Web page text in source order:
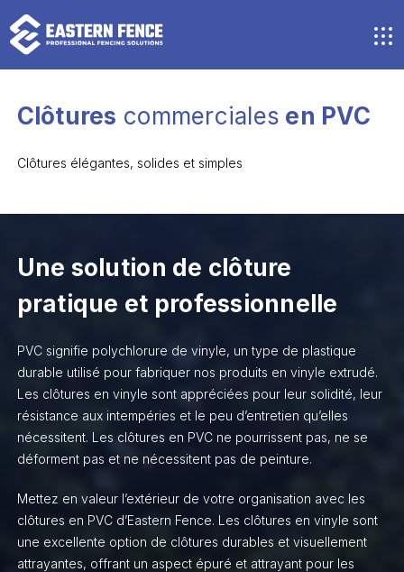
au
contenu
principal
Clôtures commerciales en PVC
Clôtures élégantes, solides et simples
Une solution de clôture
pratique et professionnelle
PVC signifie polychlorure de vinyle, un type de plastique
durable utilisé pour fabriquer nos produits en vinyle extrudé.
Les clôtures en vinyle sont appréciées pour leur solidité, leur
résistance aux intempéries et le peu d’entretien qu’elles
nécessitent. Les clôtures en PVC ne pourrissent pas, ne se
déforment pas et ne nécessitent pas de peinture.
Mettez en valeur l’extérieur de votre organisation avec les
clôtures en PVC d’Eastern Fence. Les clôtures en vinyle sont
une excellente option de clôtures durables et visuellement
attrayantes, offrant un aspect épuré et attrayant pour les